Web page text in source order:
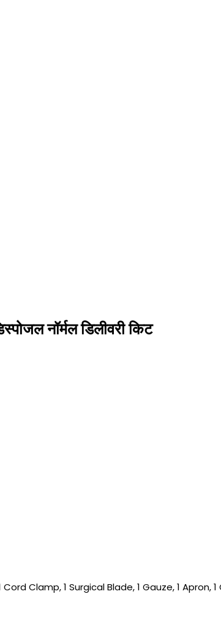
नॉर्मल डिलीवरी किट
Clamp, 1 Surgical Blade, 1 Gauze, 1 Apron,